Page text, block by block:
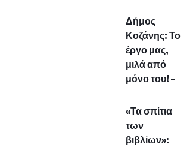
Δήμος
Κοζάνης: Το
έργο μας,
μιλά από
μόνο του! –
«Τα σπίτια
των
βιβλίων»: